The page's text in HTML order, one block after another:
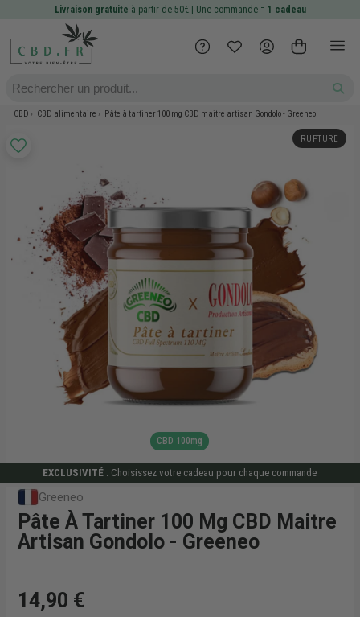
Livraison gratuite à partir de 50€ | Une commande = 1 cadeau
CBD CBD alimentaire Pâte à tartiner 100 mg CBD maitre artisan Gondolo - Greeneo
RUPTURE
CBD 100mg
EXCLUSIVITÉ : Choisissez votre cadeau pour chaque commande
Greeneo
Pâte À Tartiner 100 Mg CBD Maitre
Artisan Gondolo - Greeneo
14,90 €